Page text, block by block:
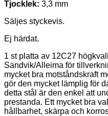
Tjocklek: 3,3 mm
Säljes styckevis.
Ej härdat.
1 st platta av 12C27
Sandvik/Alleima för
mycket bra motståndskraft
gör den mycket lämplig för
detta stål är den enkel att
prestanda. Ett mycket bra
hållbarhet, skärpa och